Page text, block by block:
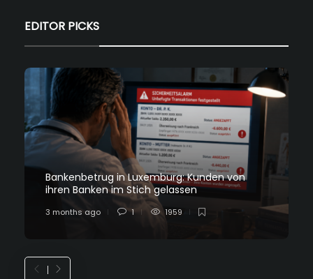
EDITOR PICKS
Bankenbetrug in Luxemburg: Kunden von
ihren Banken im Stich gelassen
3 months ago 1 1959